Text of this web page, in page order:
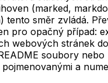
(marked,
tento směr zvládá.
pro opačný případ:
webových stránek
soubory nebo
a